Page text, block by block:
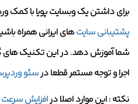
برای داشتن یک وبسایت پویا با کمک
پشتیبانی سایتهای ایرانی همراه
شما آموزش دهد. در این تکنیک های
اجرا و توجه مستمر قطعا درسئو
نکته : این موارد اصلا درافزایش